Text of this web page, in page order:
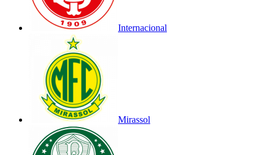
Internacional
Mirassol